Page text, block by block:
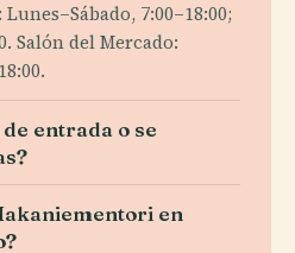
7:00–18:00;
Salón del Mercado:
entrada o se
en